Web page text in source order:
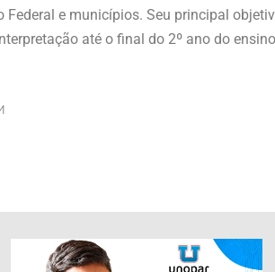
e municípios. Seu principal
até o final do 2º ano do ensino